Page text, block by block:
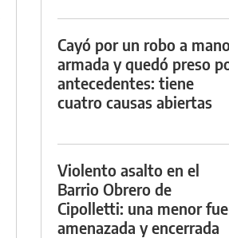
Cayó por un robo a
armada y quedó preso
antecedentes: tiene
cuatro causas abiertas
Violento asalto en el
Barrio Obrero de
Cipolletti: una menor fue
amenazada y encerrada